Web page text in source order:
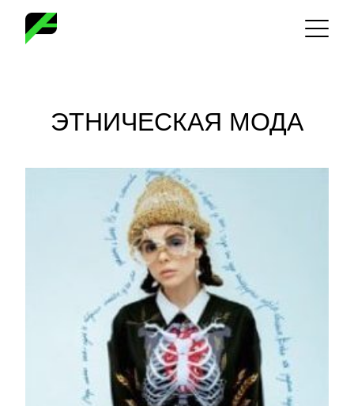
content
ЭТНИЧЕСКАЯ МОДА